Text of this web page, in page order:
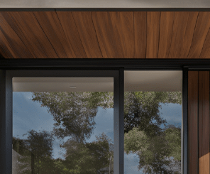
Portes D’entrée